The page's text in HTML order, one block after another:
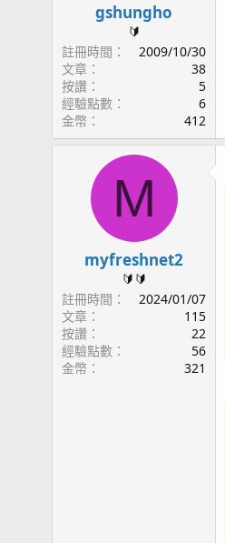
gshungho
🔰
註冊時間
2009/10/30
文章
38
按讚
5
經驗點數
6
金幣
412
M
myfreshnet2
🔰🔰
註冊時間
2024/01/07
文章
115
按讚
22
經驗點數
56
金幣
321